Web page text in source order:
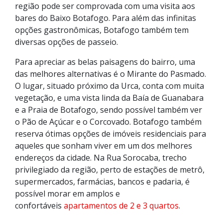
região pode ser comprovada com uma visita aos
bares do Baixo Botafogo. Para além das infinitas
opções gastronômicas, Botafogo também tem
diversas opções de passeio.
Para apreciar as belas paisagens do bairro, uma
das melhores alternativas é o Mirante do Pasmado.
O lugar, situado próximo da Urca, conta com muita
vegetação, e uma vista linda da Baía de Guanabara
e a Praia de Botafogo, sendo possível também ver
o Pão de Açúcar e o Corcovado. Botafogo também
reserva ótimas opções de imóveis residenciais para
aqueles que sonham viver em um dos melhores
endereços da cidade. Na Rua Sorocaba, trecho
privilegiado da região, perto de estações de metrô,
supermercados, farmácias, bancos e padaria, é
possível morar em amplos e
confortáveis apartamentos de 2 e 3 quartos.